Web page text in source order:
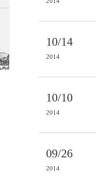
10/14
2014
10/10
2014
09/26
2014